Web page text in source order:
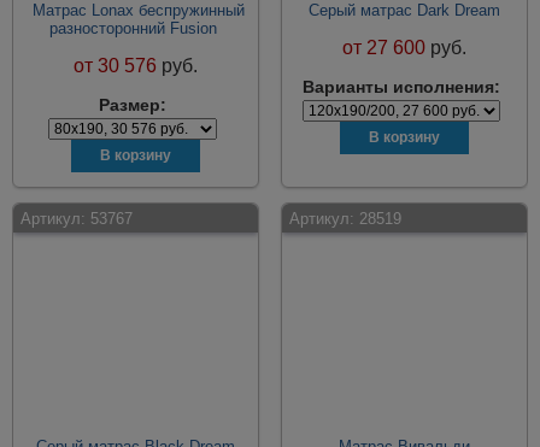
Матрас Lonax беспружинный
разносторонний Fusion
от 30 576 руб.
Размер:
Серый матрас Dark Dream
от27 600 руб.
Варианты исполнения:
Артикул: 53767 Артикул: 28519